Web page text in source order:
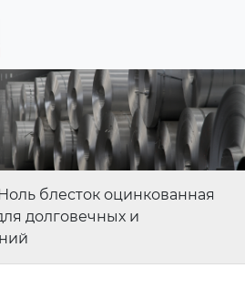
блесток оцинкованная
долговечных и